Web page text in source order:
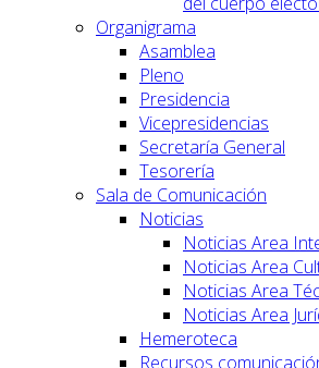
Organigrama
Asamblea
Pleno
Presidencia
Vicepresidencias
Secretaría General
Tesorería
Sala de Comunicación
Noticias
Noticias Area
Noticias Area
Noticias Area
Noticias Area
Hemeroteca
Recursos